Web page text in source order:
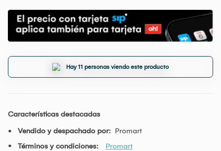
Hay 11 personas viendo este producto
Características destacadas
Vendido y despachado por: Promart
Términos y condiciones:
Promart